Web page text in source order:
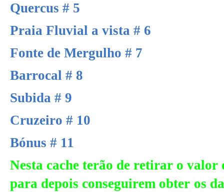
Quercus # 5
Praia Fluvial a vista # 6
Fonte de Mergulho # 7
Barrocal # 8
Subida # 9
Cruzeiro # 10
Bónus # 11
Nesta cache terão de retirar o valor
para depois conseguirem obter os